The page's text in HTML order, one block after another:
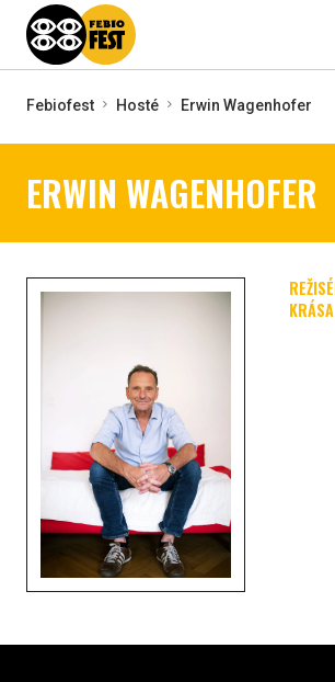
Febiofest Hosté Erwin Wagenhofer
ERWIN WAGENHOFER
KRÁSA